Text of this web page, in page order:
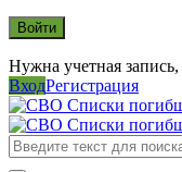
Нужна учетная запись,
ВходРегистрация
СВО
Списки